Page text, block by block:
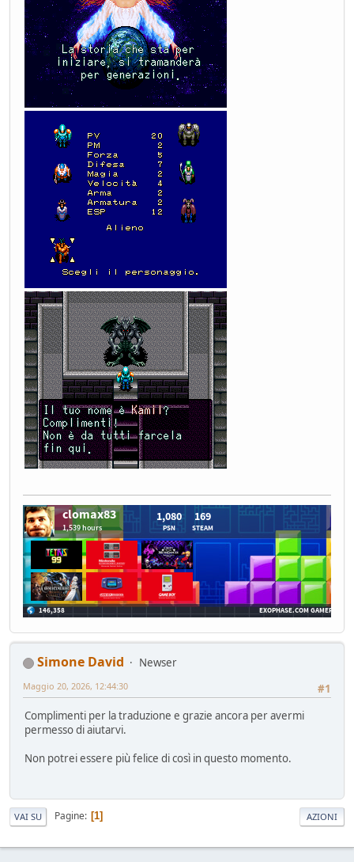
Simone David
Newser
#1
Maggio 20, 2026, 12:44:30
Complimenti per la traduzione e grazie ancora per avermi
permesso di aiutarvi.
Non potrei essere più felice di così in questo momento.
VAI SU Pagine 1 AZIONI